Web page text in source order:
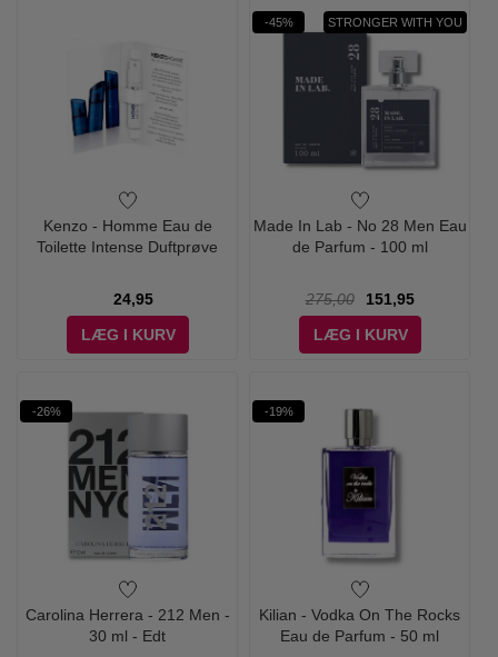
Kenzo - Homme Eau de
Toilette Intense Duftprøve
24,95
LÆG I KURV
-45% STRONGER WITH YOU
Made In Lab - No 28 Men Eau
de Parfum - 100 ml
275,00
151,95
LÆG I KURV
-26%
Carolina Herrera - 212 Men -
30 ml - Edt
-19%
Kilian - Vodka On The Rocks
Eau de Parfum - 50 ml